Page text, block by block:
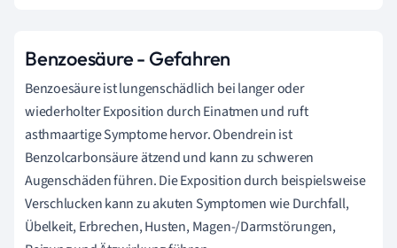
Benzoesäure - Gefahren
Benzoesäure ist lungenschädlich bei langer oder
wiederholter Exposition durch Einatmen und ruft
asthmaartige Symptome hervor. Obendrein ist
Benzolcarbonsäure ätzend und kann zu schweren
Augenschäden führen. Die Exposition durch beispielsweise
Verschlucken kann zu akuten Symptomen wie Durchfall,
Übelkeit, Erbrechen, Husten, Magen-/Darmstörungen,